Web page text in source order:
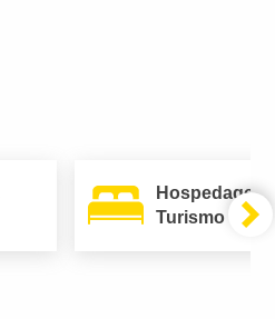
Hospedagem
Turismo